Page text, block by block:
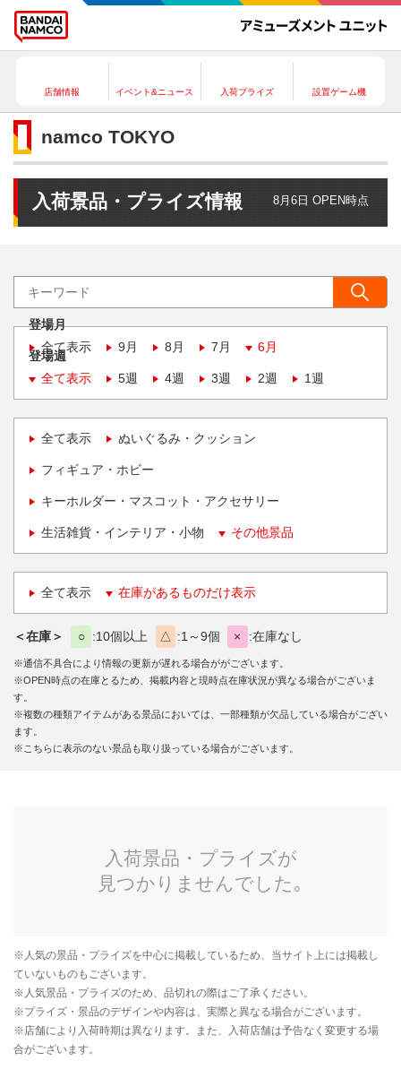
店舗情報 イベント&ニュース 入荷プライズ 設置ゲーム機
namco TOKYO
入荷景品・プライズ情報 8月6日 OPEN時点
登場月
全て表示
9月 8月 7月 6月
登場週
全て表示
5週 4週 3週 2週 1週
全て表示 ぬいぐるみ・クッション
フィギュア・ホビー
キーホルダー・マスコット・アクセサリー
生活雑貨・インテリア・小物 その他景品
全て表示 在庫があるものだけ表示
＜在庫＞ ○ 10個以上 △ 1～9個 × 在庫なし
※通信不具合により情報の更新が遅れる場合ががございます。
※OPEN時点の在庫とるため、掲載内容と現時点在庫状況が異なる場合がございま
す。
※複数の種類アイテムがある景品においては、一部種類が欠品している場合がござい
ます。
※こちらに表示のない景品も取り扱っている場合がございます。